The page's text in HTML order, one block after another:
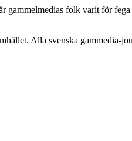
folk varit för
Alla svenska gammedia-